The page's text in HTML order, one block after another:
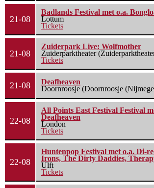
21-08
Badlands Festival met o.a.
Lottum
Tickets
21-08
Zuiderpark Live: Wolfmother
Zuiderparktheater
Tickets
21-08
Deafheaven
Doornroosje (Doornroosje
22-08
All Points East Festival Festival
Deafheaven
London
Tickets
22-08
Huntenpop Festival met o.a. Di-
Irons, The Dirty Daddies,
Ulft
Tickets